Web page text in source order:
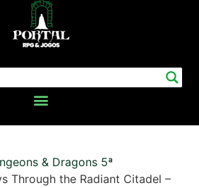
& Dragons 5ª
Through the Radiant Citadel –